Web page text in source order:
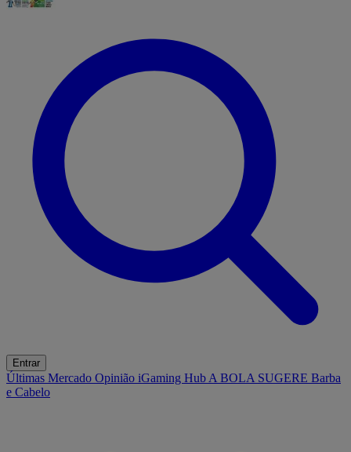
Entrar
Últimas Mercado Opinião iGaming Hub A BOLA SUGERE Barba
e Cabelo